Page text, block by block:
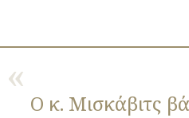
Ο κ. Μισκάβιτς